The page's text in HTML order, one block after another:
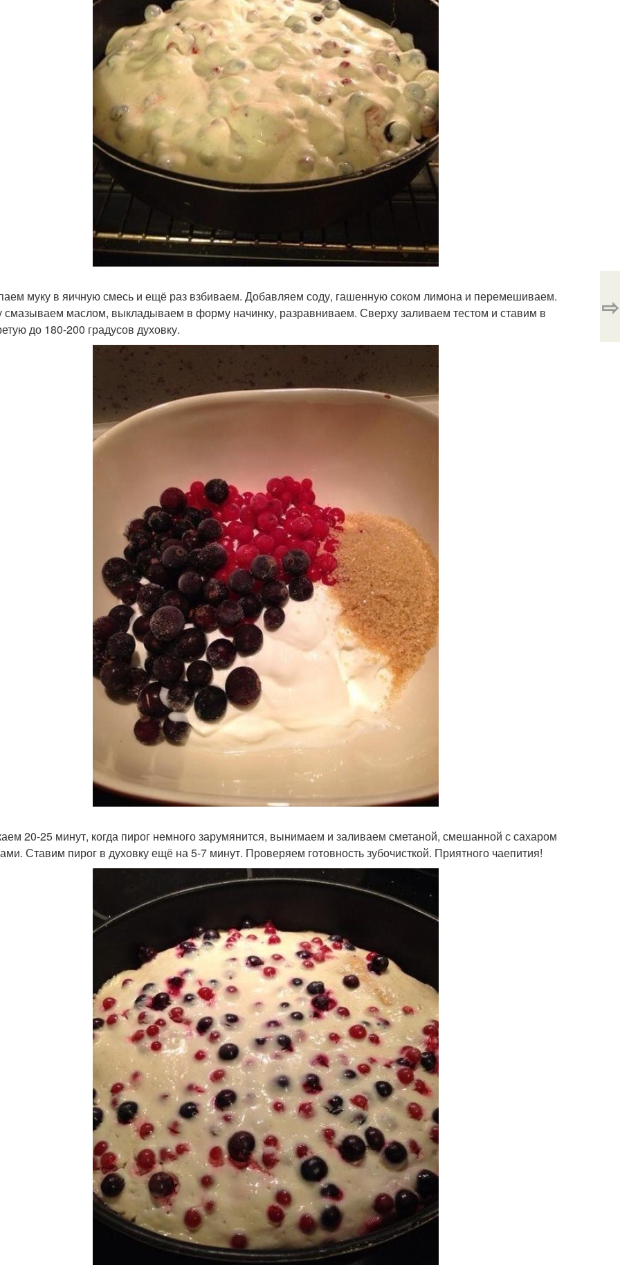
муку в яичную смесь и ещё раз взбиваем. Добавляем соду, гашенную соком лимона и перемешиваем.
маслом, выкладываем в форму начинку, разравниваем. Сверху заливаем тестом и ставим в
до 180-200 градусов духовку.
20-25 минут, когда пирог немного зарумянится, вынимаем и заливаем сметаной, смешанной с сахаром
Ставим пирог в духовку ещё на 5-7 минут. Проверяем готовность зубочисткой. Приятного чаепития!
⇨